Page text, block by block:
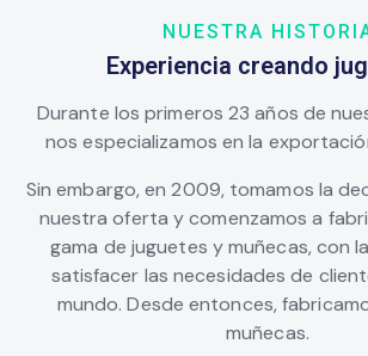
NUESTRA
Experiencia creando
Durante los primeros 23 años de
nos especializamos en la
Sin embargo, en 2009, tomamos la
nuestra oferta y comenzamos a
gama de juguetes y muñecas, con
satisfacer las necesidades de
mundo. Desde entonces,
muñecas.